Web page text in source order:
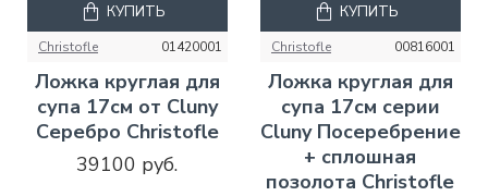
Christofle 01420001
Ложка круглая для
супа 17см от Cluny
Серебро Christofle
39100 руб.
КУПИТЬ
Christofle 00816001
Ложка круглая для
супа 17см серии
Cluny Посеребрение
+ сплошная
позолота Christofle
КУПИТЬ